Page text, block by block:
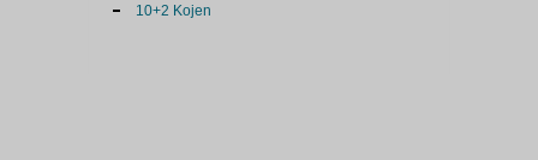
10+2 Kojen